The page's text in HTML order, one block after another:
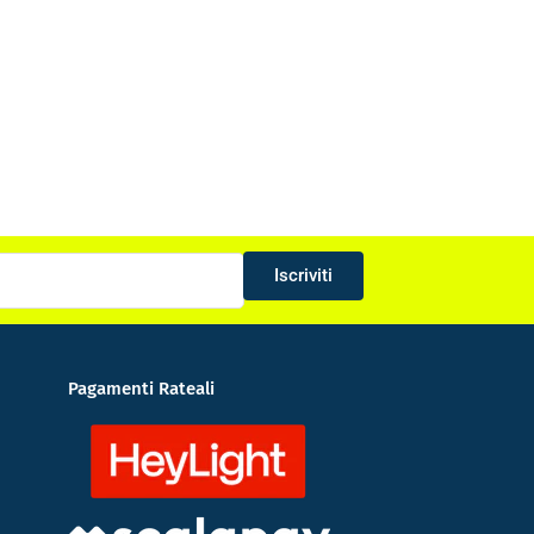
Iscriviti
Pagamenti Rateali